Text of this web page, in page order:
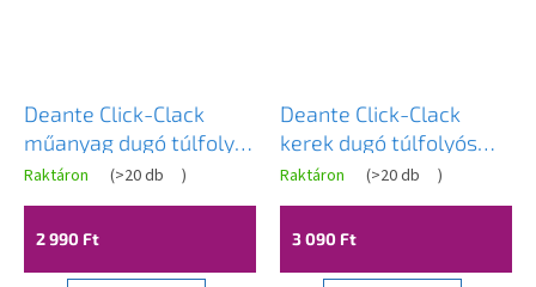
Deante Click-Clack
műanyag dugó túlfolyó
mosogatóhoz, kerek,
króm, NHC_010P
Raktáron (>20 db )
2 990 Ft
Deante Click-Clack
kerek dugó túlfolyós
mosogatókhoz, fekete,
NHC_N10P
Raktáron (>20 db )
3 090 Ft